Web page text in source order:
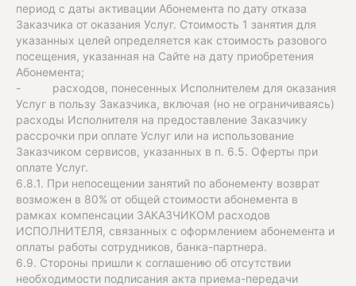
период с даты активации Абонемента по дату отказа
Заказчика от оказания Услуг. Стоимость 1 занятия для
указанных целей определяется как стоимость разового
посещения, указанная на Сайте на дату приобретения
Абонемента;
- расходов, понесенных Исполнителем для оказания
Услуг в пользу Заказчика, включая (но не ограничиваясь)
расходы Исполнителя на предоставление Заказчику
рассрочки при оплате Услуг или на использование
Заказчиком сервисов, указанных в п. 6.5. Оферты при
оплате Услуг.
6.8.1. При непосещении занятий по абонементу возврат
возможен в 80% от общей стоимости абонемента в
рамках компенсации ЗАКАЗЧИКОМ расходов
ИСПОЛНИТЕЛЯ, связанных с оформлением абонемента и
оплаты работы сотрудников, банка-партнера.
6.9. Стороны пришли к соглашению об отсутствии
необходимости подписания акта приема-передачи